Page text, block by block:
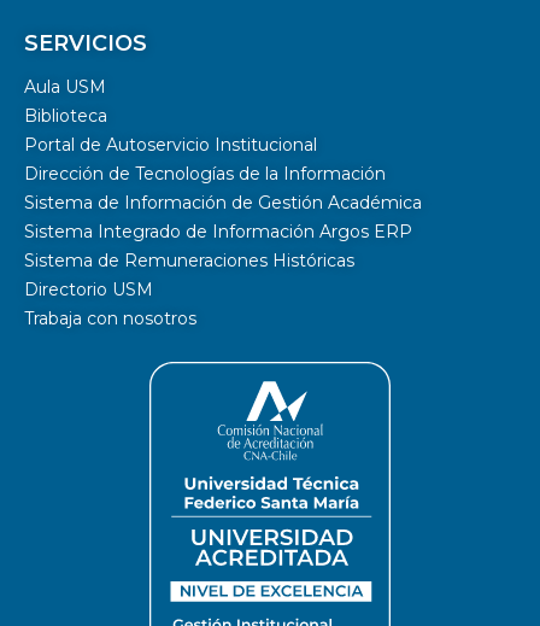
SERVICIOS
Aula USM
Biblioteca
Portal de Autoservicio Institucional
Dirección de Tecnologías de la Información
Sistema de Información de Gestión Académica
Sistema Integrado de Información Argos ERP
Sistema de Remuneraciones Históricas
Directorio USM
Trabaja con nosotros